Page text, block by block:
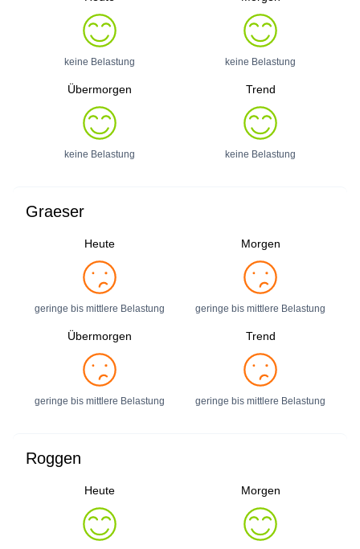
keine Belastung keine Belastung
Übermorgen
keine Belastung
Trend
keine Belastung
Graeser
Heute
geringe bis mittlere Belastung
Morgen
geringe bis mittlere Belastung
Übermorgen
geringe bis mittlere Belastung
Trend
geringe bis mittlere Belastung
Roggen
Heute Morgen